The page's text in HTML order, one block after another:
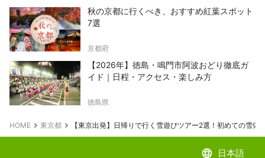
秋の京都に行くべき、おすすめ紅葉スポット
7選
京都府
【2026年】徳島・鳴門市阿波おどり徹底ガ
イド｜日程・アクセス・楽しみ方
徳島県
HOME 東京都 【東京出発】日帰りで行く雪遊びツアー2選！初めての雪体
language 日本語